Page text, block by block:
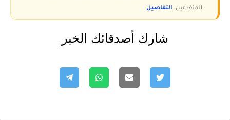
المتقدمين. التفاصيل
شارك أصدقائك الخبر